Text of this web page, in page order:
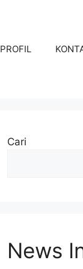
PROFIL
Cari
News